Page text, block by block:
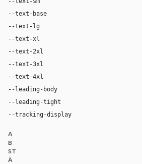
--text-base
--text-lg
--text-xl
--text-2xl
--text-3xl
--text-4xl
--leading-body
--leading-tight
--tracking-display
A
B
ST
Ä